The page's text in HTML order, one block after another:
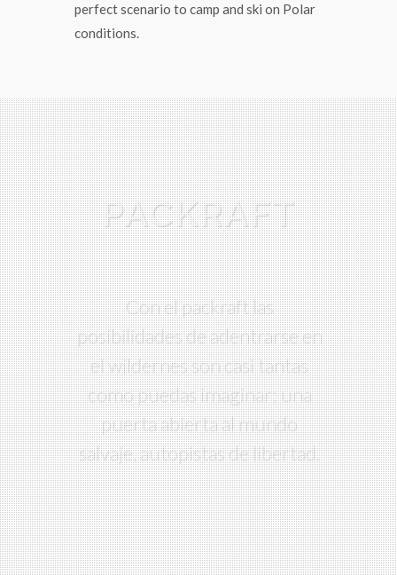
perfect scenario to camp and ski on Polar
conditions.
PACKRAFT
Con el packraft las
posibilidades de adentrarse en
el wildernes son casi tantas
como puedas imaginar; una
puerta abierta al mundo
salvaje, autopistas de libertad.